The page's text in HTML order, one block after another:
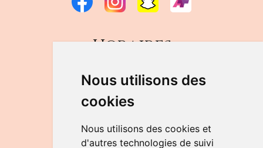
Nous utilisons des
cookies
Nous utilisons des cookies et
d'autres technologies de suivi
Horaires
DU LUNDI AU VENDREDI
de 9h à 12h30 et de 14h à 18h
LE SAMEDI
de 9h à 12h30